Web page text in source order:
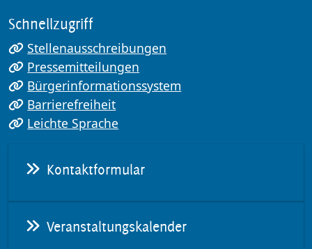
Schnellzugriff
Stellenausschreibungen
Pressemitteilungen
Bürgerinformationssystem
Barrierefreiheit
Leichte Sprache
Kontaktformular
Veranstaltungskalender